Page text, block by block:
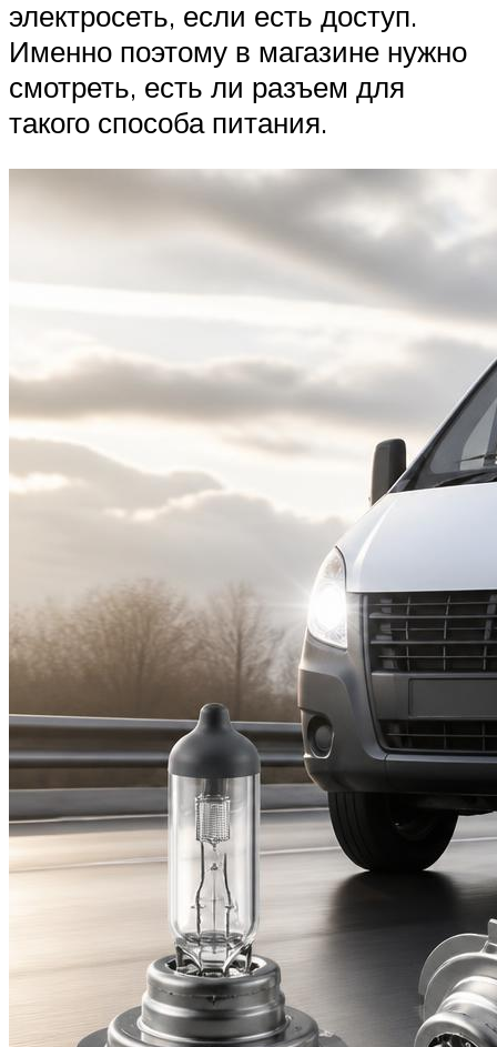
электросеть, если есть доступ.
Именно поэтому в магазине нужно
смотреть, есть ли разъем для
такого способа питания.